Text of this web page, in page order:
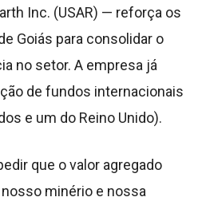
Inc. (USAR) — reforça os
Goiás para consolidar o
no setor. A empresa já
de fundos internacionais
e um do Reino Unido).
que o valor agregado
minério e nossa